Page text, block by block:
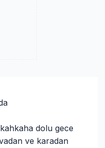
dolu gece
ve karadan